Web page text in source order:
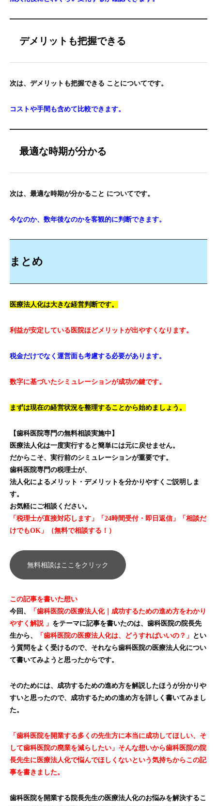
デメリットも把握できる
次は、デメリットも把握できる ことについてです。
コストや手間も含めて比較できます。
最適な時期が分かる
次は、最適な時期が分かること についてです。
今なのか、数年後なのかを客観的に判断できます。
まとめ
医療法人化は大きな経営判断です。
利益が安定している医院ほどメリットが出やすくなります。
税金だけでなく運営面も考慮する必要があります。
数字に基づいたシミュレーションが成功の鍵です。
まずは現在の経営状況を整理することから始めましょう。
【歯科医院専門の無料相談実施中】
医療法人化は一度実行すると簡単には元に戻せません。
だからこそ、実行前のシミュレーションが重要です。
歯科医院専門の税理士が、
法人化によるメリット・デメリットを分かりやすくご説明しま
す。
お気軽にご相談ください。
「税理士が直接対応します」「24時間受付・即日返信」「相談だ
けでもOK」（無料で相談する！）
無料相談はここをクリック
この記事を書いた想い
今回、
「歯科医院の医療法人化｜成功するための進め方をわかり
やすく解説 」 をテーマに記事を書いたのは、歯科医院の院長先
生から、
「歯科医院の医療法人化は、どうすればいいの？」 とい
う質問をよく受けるので、それなら歯科医院の医療法人化につい
て書いてみようと思ったからです。
そのためには、成功するための進め方を解説したほうが分かりや
すいと思ったので、成功するための進め方を詳しく書いてみまし
た。
「歯科医院を開業する多くの先生方に本当に成功してほしい、そ
して歯科医院の廃業を減らしたい」そんな想いから歯科医院の院
長先生に医療法人化で悩んでほしくないという気持ちからこの記
事を書きました。
歯科医院を開業する院長先生の医療法人化のお悩みを解決するこ